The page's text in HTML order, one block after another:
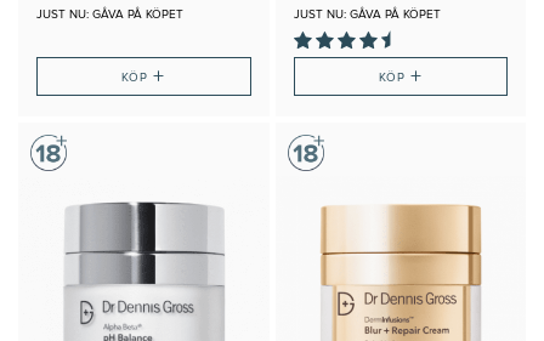
JUST NU: GÅVA PÅ KÖPET
KÖP+
JUST NU: GÅVA PÅ KÖPET
KÖP +